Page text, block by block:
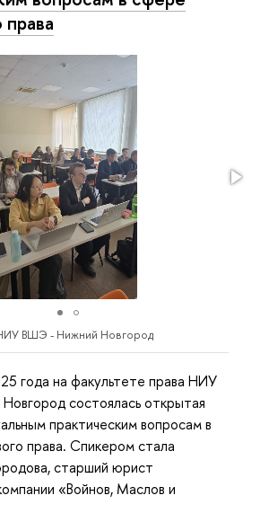
права
НИУ ВШЭ - Нижний Новгород
года на факультете права НИУ
состоялась открытая
практическим вопросам в
права. Спикером стала
старший юрист
«Войнов, Маслов и